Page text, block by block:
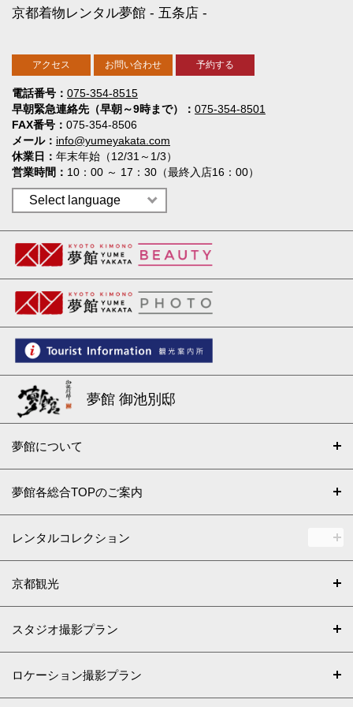
電話番号
075-354-8515
早朝緊急連絡先（早朝～9時まで）
075-354-8501
FAX番号
075-354-8506
メール
info@yumeyakata.com
休業日
年末年始（12/31～1/3）
営業時間
10：00 ～ 17：30（最終入店16：00）
京都着物レンタル夢館 五条店
アクセス お問い合わせ 予約する
夢館 御池別邸
夢館について
夢館各総合TOPのご案内
レンタルコレクション
京都観光
スタジオ撮影プラン
ロケーション撮影プラン